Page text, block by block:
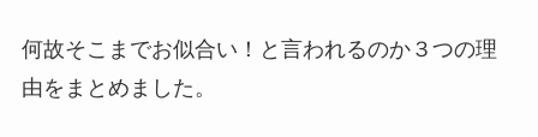
何故そこまでお似合い！と言われるのか３つの理
由をまとめました。